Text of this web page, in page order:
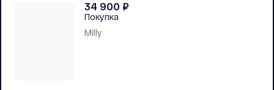
34 900 ₽
Покупка
Milly